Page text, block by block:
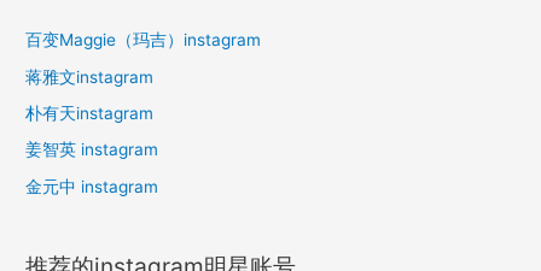
百变Maggie（玛吉）instagram
蒋雅文instagram
朴有天instagram
姜智英 instagram
金元中 instagram